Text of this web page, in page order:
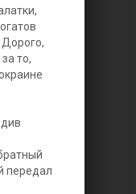
то,
передал